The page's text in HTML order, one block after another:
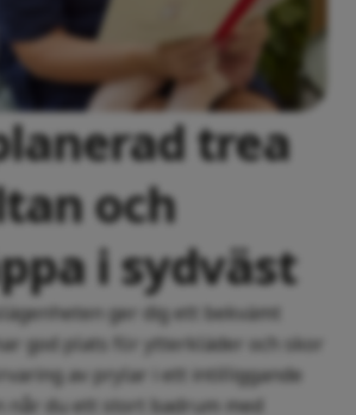
trea
och
i sydväst
ger dig ett bekvämt
god plats för ytterkläder och skor
av prylar i ett intilliggande
når du ett stort badrum med